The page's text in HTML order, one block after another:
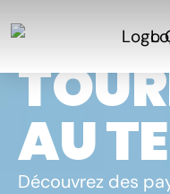
AU
Découvrez des